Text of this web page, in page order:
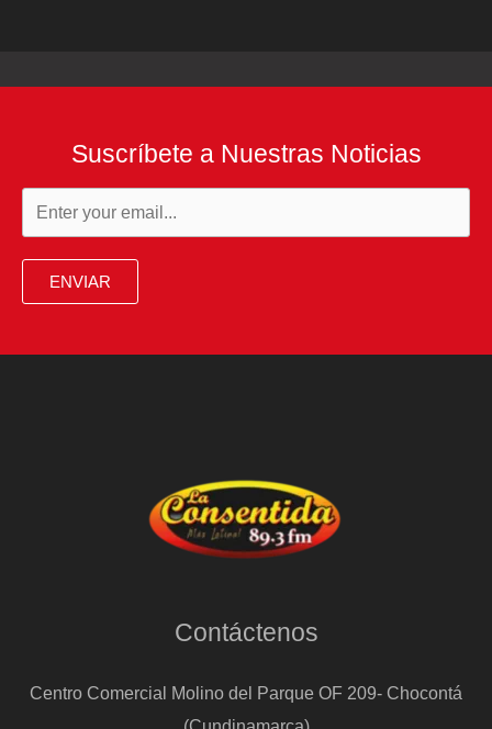
Suscríbete a Nuestras Noticias
ENVIAR
Contáctenos
Centro Comercial Molino del Parque OF 209- Chocontá